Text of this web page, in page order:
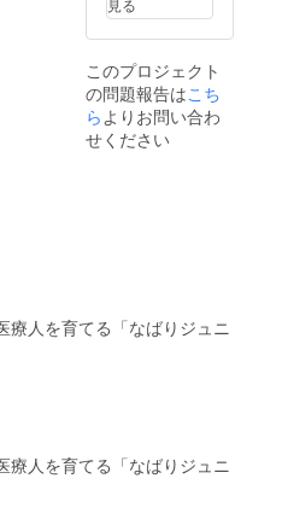
開催時
の費用
とし
て、利
用させ
ていた
だきま
行・郵
送いた
す。 ※
大会
ホーム
ページ
掲載・
りま
援は、
寄付金
対象と
なりま
す。領
収書の
郵送の
収書は
す。 ※
大会
ことは
ありま
※ ご支
援いた
だく
際、備
考欄に
ご支援
きただ
対象と
なりま
見る
このプロジェクト
の問題報告はこち
らよりお問い合わ
せください
療人を育てる「なばりジュニ
療人を育てる「なばりジュニ